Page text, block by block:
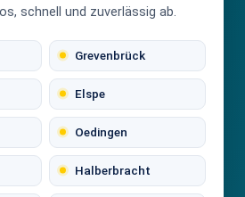
schnell und zuverlässig ab.
Grevenbrück
Elspe
Oedingen
Halberbracht